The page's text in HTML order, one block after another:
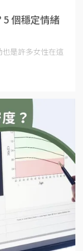
個穩定情緒
是許多女性在這